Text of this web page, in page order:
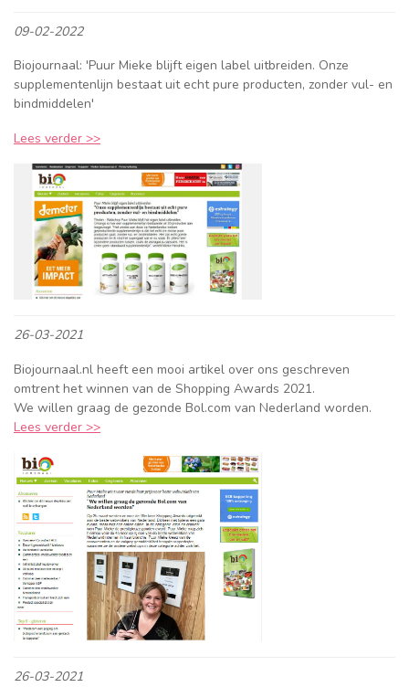
09-02-2022
Biojournaal: 'Puur Mieke blijft eigen label uitbreiden. Onze
supplementenlijn bestaat uit echt pure producten, zonder vul- en
bindmiddelen'
Lees verder >>
26-03-2021
Biojournaal.nl heeft een mooi artikel over ons geschreven
omtrent het winnen van de Shopping Awards 2021.
We willen graag de gezonde Bol.com van Nederland worden.
Lees verder >>
26-03-2021